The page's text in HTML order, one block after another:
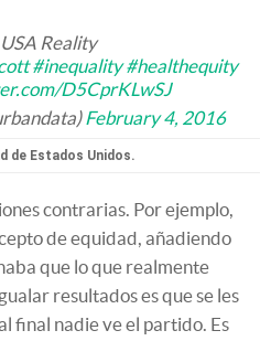
Reality
#inequality #healthequity
D5CprKLwSJ
February 4, 2016
de Estados Unidos.
contrarias. Por ejemplo,
de equidad, añadiendo
que lo que realmente
resultados es que se les
final nadie ve el partido. Es